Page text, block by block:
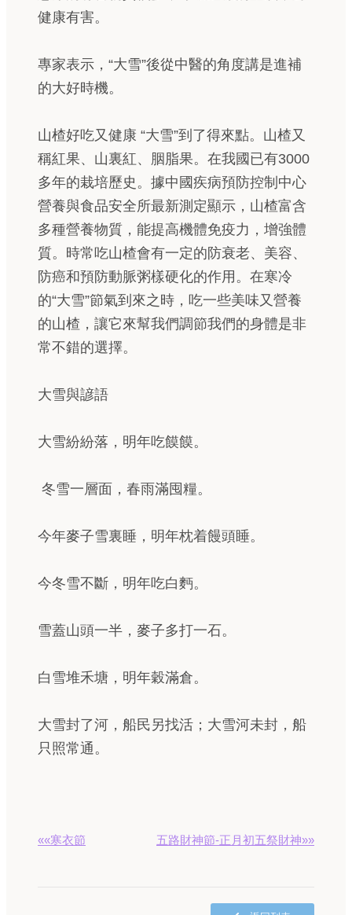
健康有害。
專家表示，“大雪”後從中醫的角度講是進補
的大好時機。
山楂好吃又健康 “大雪”到了得來點。山楂又
稱紅果、山裏紅、胭脂果。在我國已有3000
多年的栽培歷史。據中國疾病預防控制中心
營養與食品安全所最新測定顯示，山楂富含
多種營養物質，能提高機體免疫力，增強體
質。時常吃山楂會有一定的防衰老、美容、
防癌和預防動脈粥樣硬化的作用。在寒冷
的“大雪”節氣到來之時，吃一些美味又營養
的山楂，讓它來幫我們調節我們的身體是非
常不錯的選擇。
大雪與諺語
大雪紛紛落，明年吃饃饃。
冬雪一層面，春雨滿囤糧。
今年麥子雪裏睡，明年枕着饅頭睡。
今冬雪不斷，明年吃白麪。
雪蓋山頭一半，麥子多打一石。
白雪堆禾塘，明年穀滿倉。
大雪封了河，船民另找活；大雪河未封，船
只照常通。
««寒衣節 五路財神節-正月初五祭財神»»